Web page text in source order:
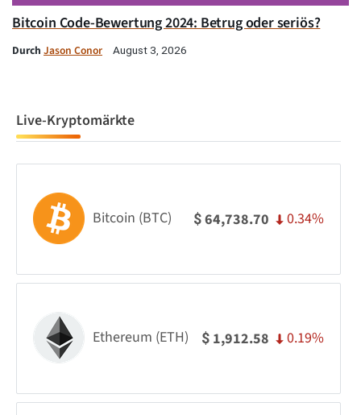
Bitcoin Code-Bewertung 2024: Betrug oder seriös?
Durch Jason Conor August 3, 2026
Live-Kryptomärkte
Bitcoin (BTC) $64,738.70 0.34%
Ethereum (ETH) $ 1,912.58 0.19%